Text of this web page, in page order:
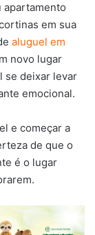
apartamento
em sua
aluguel em
novo lugar
se deixar levar
emocional.
e começar a
de que o
é o lugar